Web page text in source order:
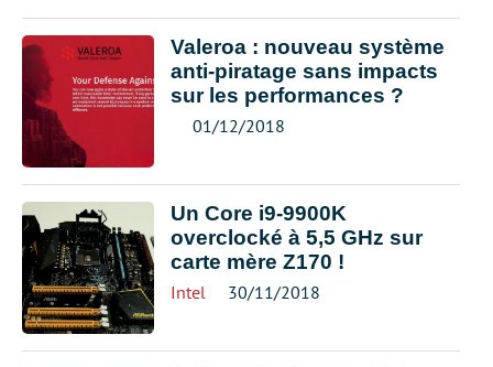
Valeroa : nouveau système
anti-piratage sans impacts
sur les performances ?
01/12/2018
Un Core i9-9900K
overclocké à 5,5 GHz sur
carte mère Z170 !
Intel 30/11/2018